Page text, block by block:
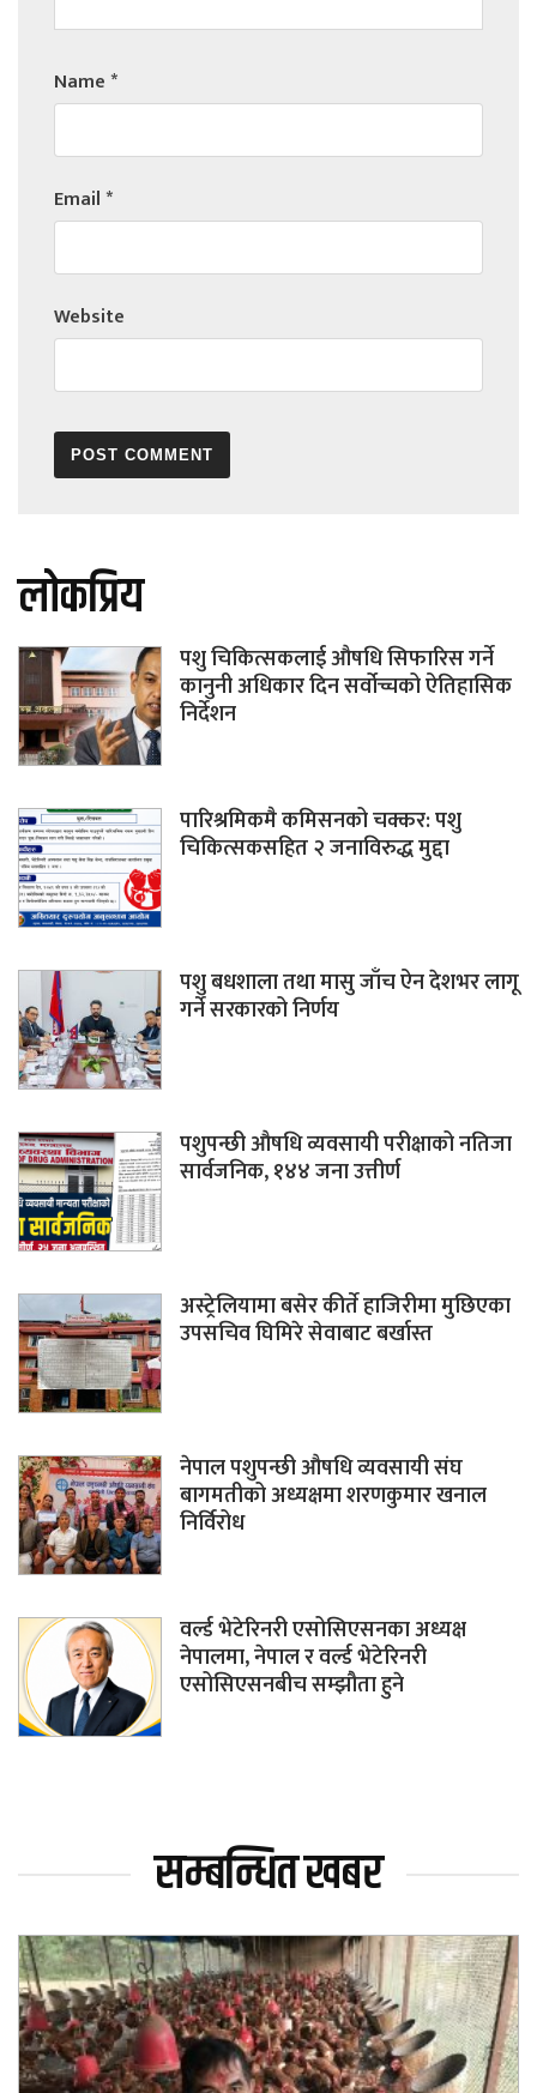
Name*
Email*
Website
लोकप्रिय
पशु चिकित्सकलाई औषधि सिफारिस गर्ने
कानुनी अधिकार दिन सर्वोच्चको ऐतिहासिक
निर्देशन
पारिश्रमिकमै कमिसनको चक्कर: पशु
चिकित्सकसहित २ जनाविरुद्ध मुद्दा
पशु बधशाला तथा मासु जाँच ऐन देशभर लागू
गर्ने सरकारको निर्णय
पशुपन्छी औषधि व्यवसायी परीक्षाको नतिजा
सार्वजनिक, १४४ जना उत्तीर्ण
अस्ट्रेलियामा बसेर कीर्ते हाजिरीमा मुछिएका
उपसचिव घिमिरे सेवाबाट बर्खास्त
नेपाल पशुपन्छी औषधि व्यवसायी संघ
बागमतीको अध्यक्षमा शरणकुमार खनाल
निर्विरोध
वर्ल्ड भेटेरिनरी एसोसिएसनका अध्यक्ष
नेपालमा, नेपाल र वर्ल्ड भेटेरिनरी
एसोसिएसनबीच सम्झौता हुने
सम्बन्धित खबर